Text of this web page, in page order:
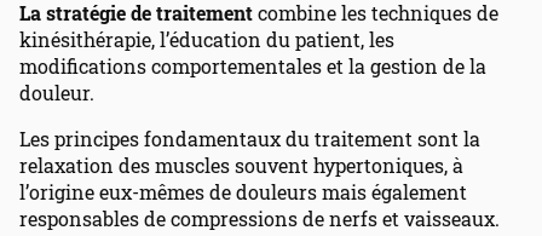
La stratégie de traitementcombine les techniques de
kinésithérapie, l’éducation du patient, les
modifications comportementales et la gestion de la
douleur.
Les principes fondamentaux du traitement sont la
relaxation des muscles souvent hypertoniques, à
l’origine eux-mêmes de douleurs mais également
responsables de compressions de nerfs et vaisseaux.